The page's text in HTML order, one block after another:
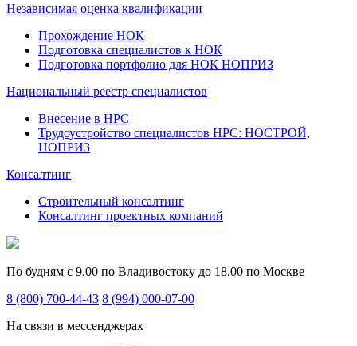
Независимая оценка квалификации
Прохождение НОК
Подготовка специалистов к НОК
Подготовка портфолио для НОК НОПРИЗ
Национальный реестр специалистов
Внесение в НРС
Трудоустройство специалистов НРС: НОСТРОЙ,
НОПРИЗ
Консалтинг
Строительный консалтинг
Консалтинг проектных компаний
По будням с 9.00 по Владивостоку до 18.00 по Москве
8 (800) 700-44-43 8 (994) 000-07-00
На связи в мессенджерах